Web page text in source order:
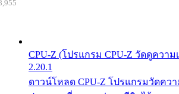
CPU-Z (โปรแกรม CPU-Z วัดดูความ
2.20.1
ดาวน์โหลด CPU-Z โปรแกรมวัดควา